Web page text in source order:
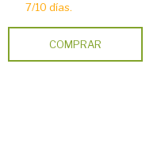
7/10 días.
COMPRAR